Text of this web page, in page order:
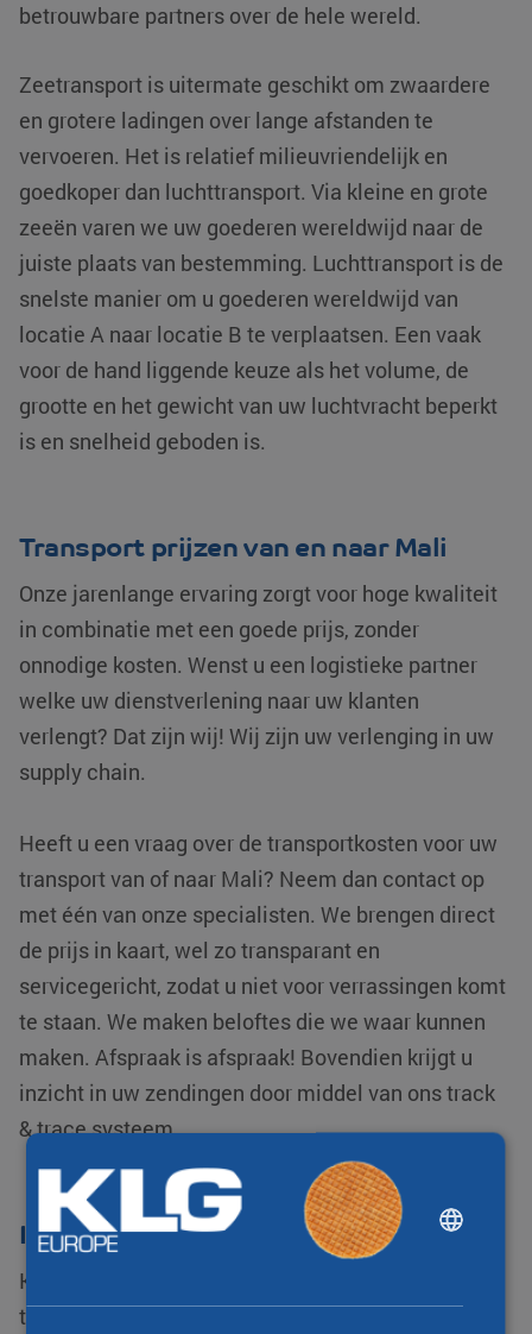
betrouwbare partners over de hele wereld.
Zeetransport is uitermate geschikt om zwaardere
en grotere ladingen over lange afstanden te
vervoeren. Het is relatief milieuvriendelijk en
goedkoper dan luchttransport. Via kleine en grote
zeeën varen we uw goederen wereldwijd naar de
juiste plaats van bestemming. Luchttransport is de
snelste manier om u goederen wereldwijd van
locatie A naar locatie B te verplaatsen. Een vaak
voor de hand liggende keuze als het volume, de
grootte en het gewicht van uw luchtvracht beperkt
is en snelheid geboden is.
Transport prijzen van en naar Mali
Onze jarenlange ervaring zorgt voor hoge kwaliteit
in combinatie met een goede prijs, zonder
onnodige kosten. Wenst u een logistieke partner
welke uw dienstverlening naar uw klanten
verlengt? Dat zijn wij! Wij zijn uw verlenging in uw
supply chain.
Heeft u een vraag over de transportkosten voor uw
transport van of naar Mali? Neem dan contact op
met één van onze specialisten. We brengen direct
de prijs in kaart, wel zo transparant en
servicegericht, zodat u niet voor verrassingen komt
te staan. We maken beloftes die we waar kunnen
maken. Afspraak is afspraak! Bovendien krijgt u
inzicht in uw zendingen door middel van ons track
& trace systeem.
Internationaal transport
KLG Europe behoort tot één van de
toonaangevende logistiek dienstverleners. We zijn
DUTCH
ENGLISH